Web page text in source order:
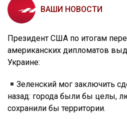
ВАШИ НОВОСТИ
Президент США по итогам
американских дипломатов
Украине:
Зеленский мог заключить
назад: города были бы целы,
сохранили бы территории.